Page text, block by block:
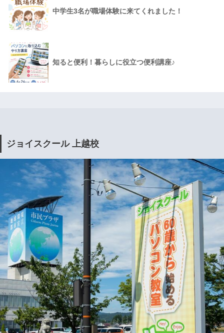
中学生3名が職場体験に来てくれました！
知ると便利！暮らしに役立つ便利講座♪
ジョイスクール 上越校